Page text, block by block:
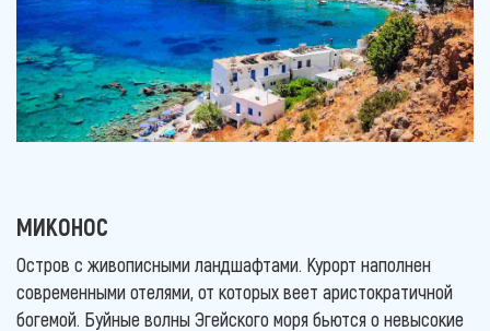
МИКОНОС
Остров с живописными ландшафтами. Курорт наполнен
современными отелями, от которых веет аристократичной
богемой. Буйные волны Эгейского моря бьются о невысокие